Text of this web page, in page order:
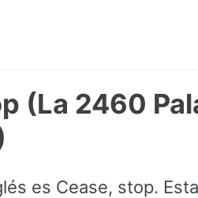
(La 2460
es Cease, stop.